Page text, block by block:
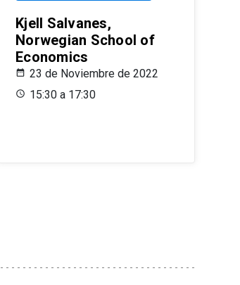
Kjell Salvanes,
Norwegian School of
Economics
23 de Noviembre de 2022
15:30 a 17:30